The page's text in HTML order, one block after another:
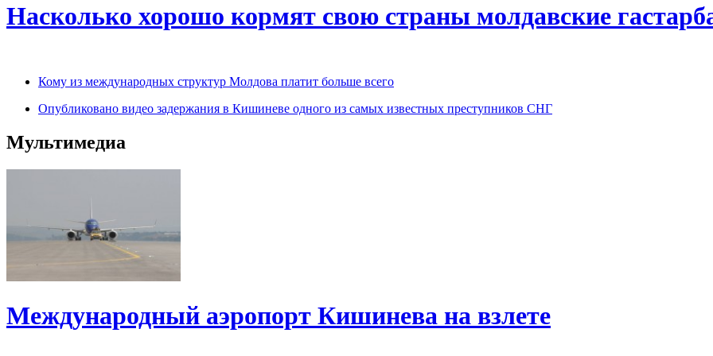
Насколько хорошо кормят свою страны молдавские
Кому из международных структур Молдова платит больше всего
Опубликовано видео задержания в Кишиневе одного из самых известных преступников СНГ
Мультимедиа
Международный аэропорт Кишинева на взлете